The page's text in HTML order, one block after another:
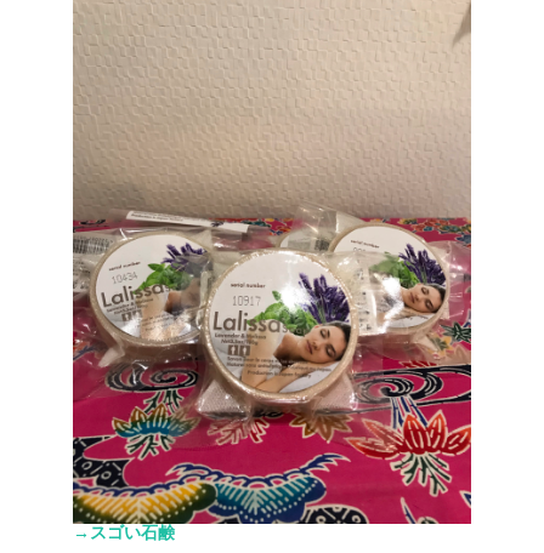
→スゴい石鹸